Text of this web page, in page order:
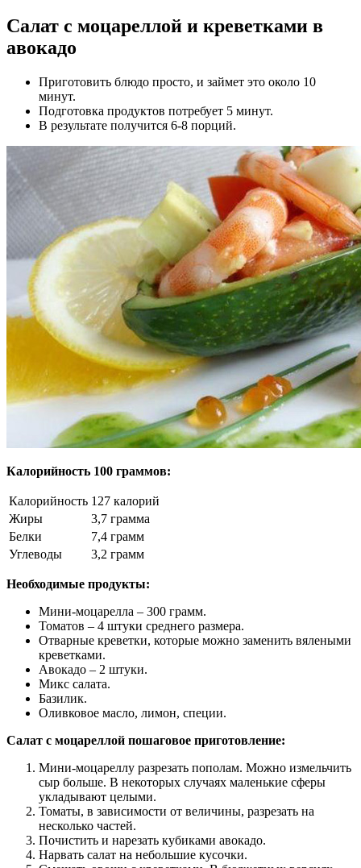
Салат с моцареллой и креветками в
авокадо
Приготовить блюдо просто, и займет это около 10
минут.
Подготовка продуктов потребует 5 минут.
В результате получится 6-8 порций.
Калорийность 100 граммов:
Калорийность 127 калорий
Жиры
3,7 грамма
Белки
7,4 грамм
Углеводы
3,2 грамм
Необходимые продукты:
Мини-моцарелла – 300 грамм.
Томатов – 4 штуки среднего размера.
Отварные креветки, которые можно заменить вялеными
креветками.
Авокадо – 2 штуки.
Микс салата.
Базилик.
Оливковое масло, лимон, специи.
Салат с моцареллой пошаговое приготовление:
Мини-моцареллу разрезать пополам. Можно измельчить
сыр больше. В некоторых случаях маленькие сферы
укладывают целыми.
Томаты, в зависимости от величины, разрезать на
несколько частей.
Почистить и нарезать кубиками авокадо.
Нарвать салат на небольшие кусочки.